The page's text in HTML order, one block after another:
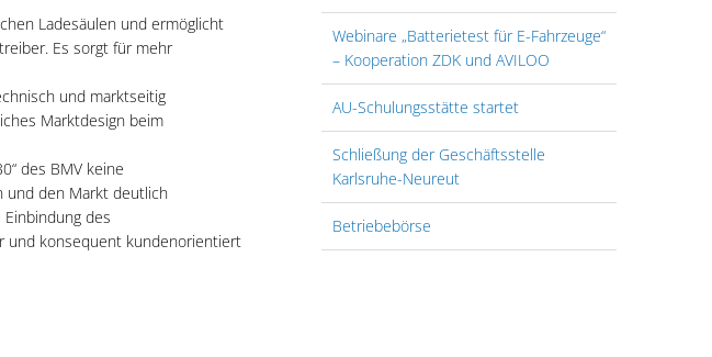
Ladesäulen und ermöglicht
Es sorgt für mehr
und marktseitig
Marktdesign beim
des BMV keine
und den Markt deutlich
des
und konsequent kundenorientiert
Webinare „Batterietest für E-Fahrzeuge“
– Kooperation ZDK und AVILOO
AU-Schulungsstätte startet
Schließung der Geschäftsstelle
Karlsruhe-Neureut
Betriebebörse